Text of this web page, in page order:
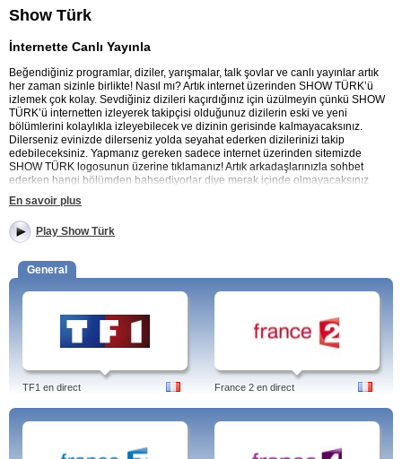
Show Türk
İnternette Canlı Yayınla
Beğendiğiniz programlar, diziler, yarışmalar, talk şovlar ve canlı yayınlar artık
her zaman sizinle birlikte! Nasıl mı? Artık internet üzerinden SHOW TÜRK’ü
izlemek çok kolay. Sevdiğiniz dizileri kaçırdığınız için üzülmeyin çünkü SHOW
TÜRK’ü internetten izleyerek takipçisi olduğunuz dizilerin eski ve yeni
bölümlerini kolaylıkla izleyebilecek ve dizinin gerisinde kalmayacaksınız.
Dilerseniz evinizde dilerseniz yolda seyahat ederken dizilerinizi takip
edebileceksiniz. Yapmanız gereken sadece internet üzerinden sitemizde
SHOW TÜRK logosunun üzerine tıklamanız! Artık arkadaşlarınızla sohbet
ederken hangi bölümden bahsediyorlar diye merak içinde olmayacaksınız
çünkü kaçırmış olduğunuz bölümlere istediğiniz zaman istediğiniz yerden
internete bağlanarak kolayca ulaşabileceksiniz.
SHOW TÜRK internette
Dizilerinizi hiç kaçırmak istemiyor musunuz? “BÜYÜK RİSK”, “BU TARZ
BENİM” gibi yarışma programlarının heyecanını her zaman yanınızda hissedip
istediğiniz zaman keyfine mi varmak istiyorsunuz? “HER ŞEY DAHİL”, “YOL
ARKADAŞIM” gibi takip ettiğiniz talk şovlarını artık ne zaman izleyebilirim veya
bu haftada yolda seyahatte olduğunuzdan programınızı kaçırmak istemiyor
musunuz? O zaman doğru yerdesiniz! Yapmanız gereken çok basit! Sadece
internete bağlanın ve sitemizden SHOW TÜRK’ün logosunun üzerine bir tık ile
haberlerden online video görüntüler sunmakta.
Emret Komutanım, En İyi Arkadaşım, Es-Es, Eve Düşen Yıldırım, Ezo Gelin,
En savoir plus
Play Show Türk
General
TF1 en direct France 2 en direct